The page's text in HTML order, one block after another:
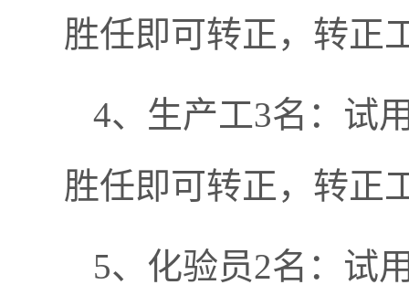
胜任即可转正，转正
4、生产工3名：试
胜任即可转正，转正
5、化验员2名：试